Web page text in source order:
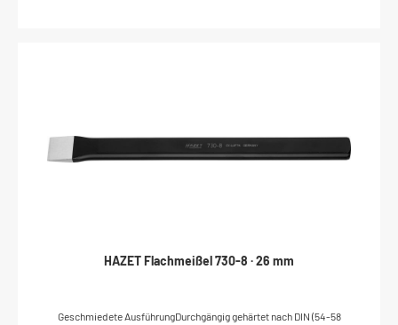
HAZET Flachmeißel 730-8 · 26 mm
Geschmiedete AusführungDurchgängig gehärtet nach DIN (54-58